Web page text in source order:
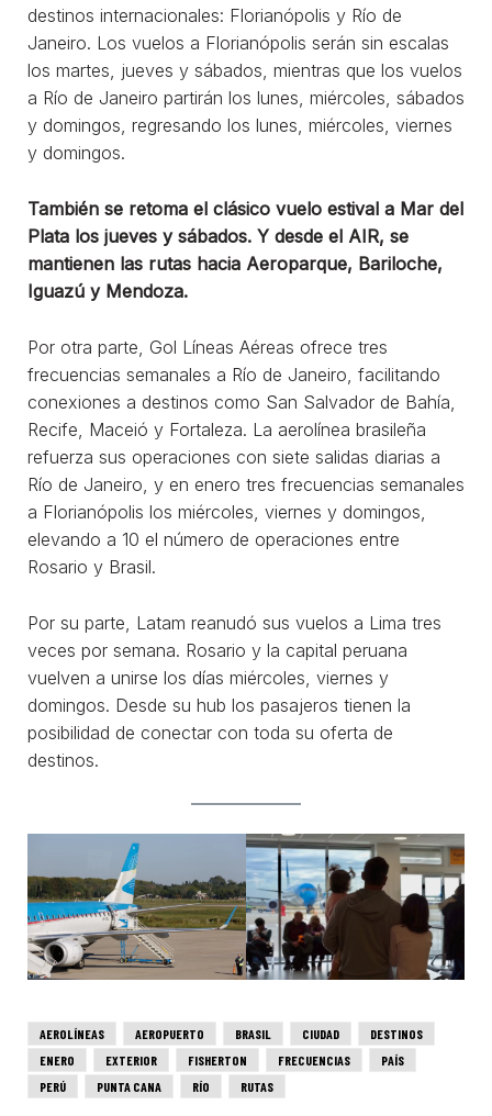
destinos internacionales: Florianópolis y Río de
Janeiro. Los vuelos a Florianópolis serán sin escalas
los martes, jueves y sábados, mientras que los vuelos
a Río de Janeiro partirán los lunes, miércoles, sábados
y domingos, regresando los lunes, miércoles, viernes
y domingos.
También se retoma el clásico vuelo estival a Mar del
Plata los jueves y sábados. Y desde el AIR, se
mantienen las rutas hacia Aeroparque, Bariloche,
Iguazú y Mendoza.
Por otra parte, Gol Líneas Aéreas ofrece tres
frecuencias semanales a Río de Janeiro, facilitando
conexiones a destinos como San Salvador de Bahía,
Recife, Maceió y Fortaleza. La aerolínea brasileña
refuerza sus operaciones con siete salidas diarias a
Río de Janeiro, y en enero tres frecuencias semanales
a Florianópolis los miércoles, viernes y domingos,
elevando a 10 el número de operaciones entre
Rosario y Brasil.
Por su parte, Latam reanudó sus vuelos a Lima tres
veces por semana. Rosario y la capital peruana
vuelven a unirse los días miércoles, viernes y
domingos. Desde su hub los pasajeros tienen la
posibilidad de conectar con toda su oferta de
destinos.
AEROLÍNEAS AEROPUERTO BRASIL CIUDAD
DESTINOS
ENERO
EXTERIOR FISHERTON FRECUENCIAS
PAÍS
PERÚ
PUNTA CANA RÍO RUTAS